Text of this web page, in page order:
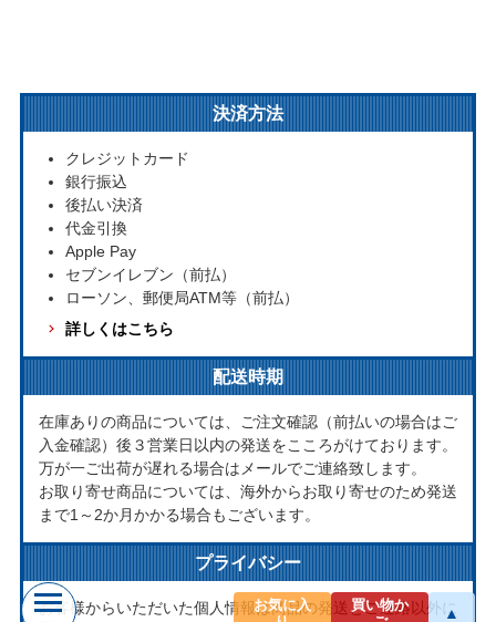
決済方法
クレジットカード
銀行振込
後払い決済
代金引換
Apple Pay
セブンイレブン（前払）
ローソン、郵便局ATM等（前払）
詳しくはこちら
配送時期
在庫ありの商品については、ご注文確認（前払いの場合はご
入金確認）後３営業日以内の発送をこころがけております。
万が一ご出荷が遅れる場合はメールでご連絡致します。
お取り寄せ商品については、海外からお取り寄せのため発送
まで1～2か月かかる場合もございます。
プライバシー
お客様からいただいた個人情報は商品の発送とご連絡以外に
お気に入
買い物か
▲